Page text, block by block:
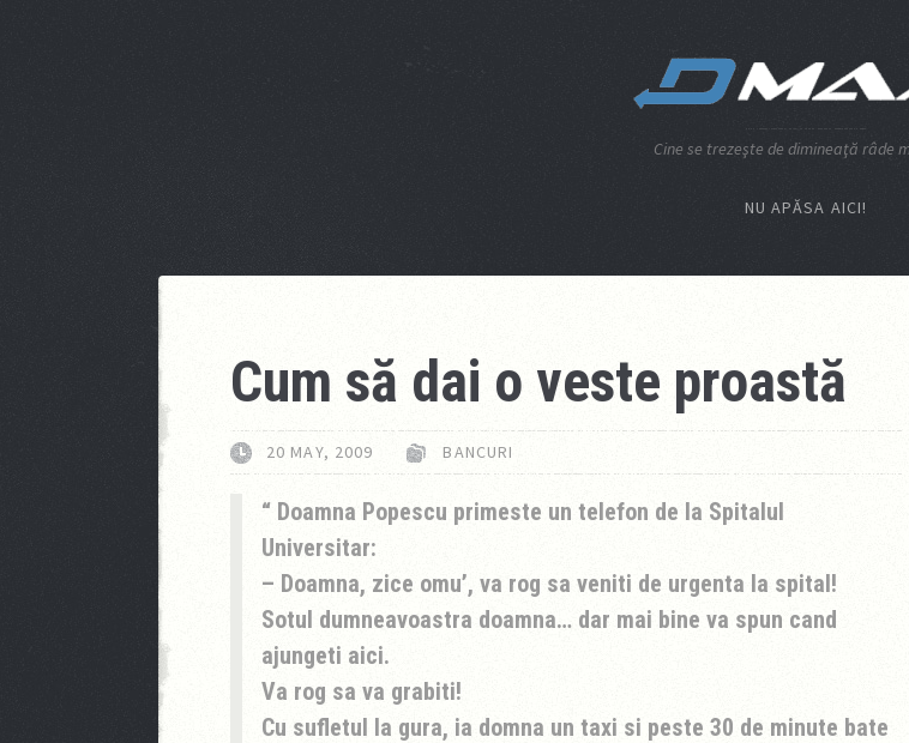
Cine se trezeşte de dimineaţă râde
NU APĂSA AICI!
Cum să dai o veste proastă
20 MAY, 2009 BANCURI
Doamna Popescu primeste un telefon de la Spitalul
Universitar:
– Doamna, zice omu’, va rog sa veniti de urgenta la spital!
Sotul dumneavoastra doamna… dar mai bine va spun cand
ajungeti aici.
Va rog sa va grabiti!
Cu sufletul la gura, ia domna un taxi si peste 30 de minute bate